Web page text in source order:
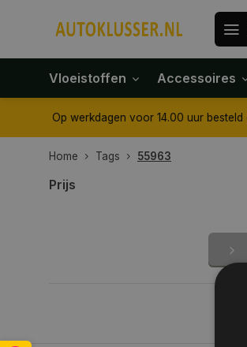
Vloeistoffen Accessoires
Tot 30 dagen retour sturen.
Home Tags 55963
Prijs